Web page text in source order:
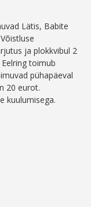
Lätis, Babite
ja plokkvibul 2
toimub
pühapäeval
20 eurot.
kuulumisega.